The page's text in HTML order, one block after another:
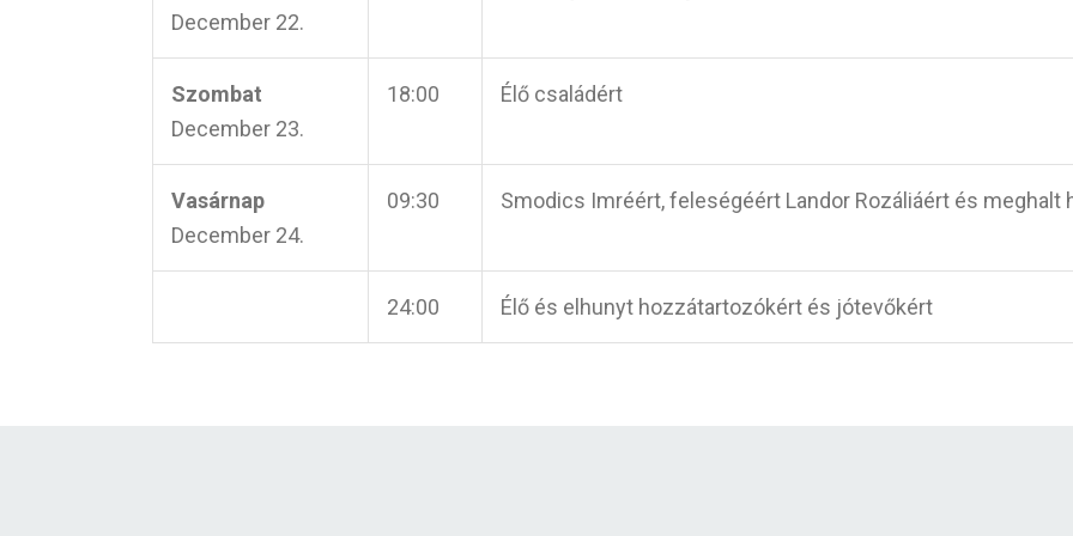
December 22.
Szombat
December 23.
18:00 Élő családért
Vasárnap
December 24.
09:30 Smodics Imréért, feleségéért Landor Rozáliáért és meghalt
24:00 Élő és elhunyt hozzátartozókért és jótevőkért